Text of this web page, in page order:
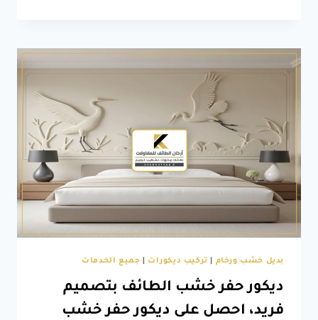
احصل
أفضل
موديلات
اسقف
مستعارة
الطائف
بديل خشب ورخام تركيب ديكورات جميع الخدمات
ديكور حفر خشب الطائف بتصميم
فريد، احصل على ديكور حفر خشب